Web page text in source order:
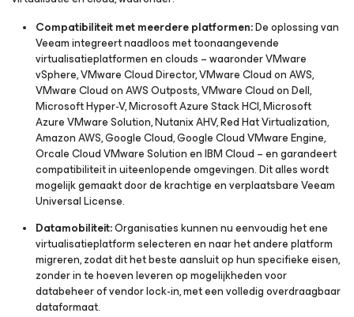
Compatibiliteit met meerdere platformen:De oplossing van
Veeam integreert naadloos met toonaangevende
virtualisatieplatformen en clouds – waaronder VMware
vSphere, VMware Cloud Director, VMware Cloud on AWS,
VMware Cloud on AWS Outposts, VMware Cloud on Dell,
Microsoft Hyper-V, Microsoft Azure Stack HCI, Microsoft
Azure VMware Solution, Nutanix AHV, Red Hat Virtualization,
Amazon AWS, Google Cloud, Google Cloud VMware Engine,
Orcale Cloud VMware Solution en IBM Cloud – en garandeert
compatibiliteit in uiteenlopende omgevingen. Dit alles wordt
mogelijk gemaakt door de krachtige en verplaatsbare Veeam
Universal License.
Datamobiliteit:Organisaties kunnen nu eenvoudig het ene
virtualisatieplatform selecteren en naar het andere platform
migreren, zodat dit het beste aansluit op hun specifieke eisen,
zonder in te hoeven leveren op mogelijkheden voor
databeheer of vendor lock-in, met een volledig overdraagbaar
dataformaat.